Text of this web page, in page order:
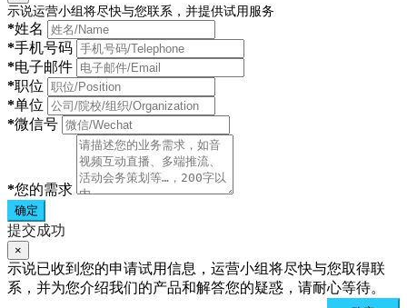
示说运营小组将尽快与您联系，并提供试用服务
*姓名
*手机号码
*电子邮件
*职位
*单位
*微信号
*您的需求
确定
提交成功
×
示说已收到您的申请试用信息，运营小组将尽快与您取得联
系，并为您介绍我们的产品和解答您的疑惑，请耐心等待。